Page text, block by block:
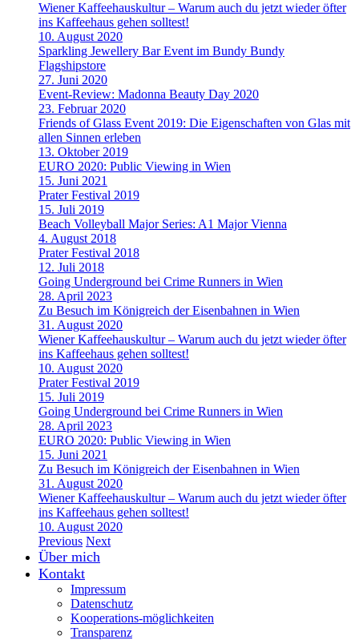
Wiener Kaffeehauskultur – Warum auch du jetzt wieder öfter
ins Kaffeehaus gehen solltest!
10. August 2020
Sparkling Jewellery Bar Event im Bundy Bundy
Flagshipstore
27. Juni 2020
Event-Review: Madonna Beauty Day 2020
23. Februar 2020
Friends of Glass Event 2019: Die Eigenschaften von Glas mit
allen Sinnen erleben
13. Oktober 2019
EURO 2020: Public Viewing in Wien
15. Juni 2021
Prater Festival 2019
15. Juli 2019
Beach Volleyball Major Series: A1 Major Vienna
4. August 2018
Prater Festival 2018
12. Juli 2018
Going Underground bei Crime Runners in Wien
28. April 2023
Zu Besuch im Königreich der Eisenbahnen in Wien
31. August 2020
Wiener Kaffeehauskultur – Warum auch du jetzt wieder öfter
ins Kaffeehaus gehen solltest!
10. August 2020
Prater Festival 2019
15. Juli 2019
Going Underground bei Crime Runners in Wien
28. April 2023
EURO 2020: Public Viewing in Wien
15. Juni 2021
Zu Besuch im Königreich der Eisenbahnen in Wien
31. August 2020
Wiener Kaffeehauskultur – Warum auch du jetzt wieder öfter
ins Kaffeehaus gehen solltest!
10. August 2020
Previous Next
Über mich
Kontakt
Impressum
Datenschutz
Kooperations-möglichkeiten
Transparenz